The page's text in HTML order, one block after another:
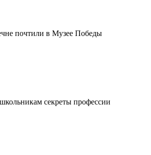
почтили в Музее Победы
секреты профессии